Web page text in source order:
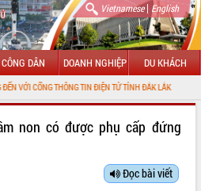
Vietnamese| English
CÔNG DÂN DOANH NGHIỆP DU KHÁCH
CỔNG THÔNG TIN ĐIỆN TỬ TỈNH ĐẮK LẮK
non có được phụ cấp đứng
Đọc bài viết